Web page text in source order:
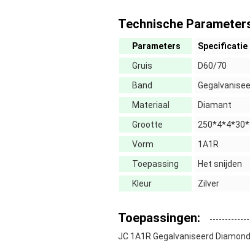
Technische
Parameters
Specificatie
Gruis
D60/70
Band
Materiaal
Diamant
Grootte
Vorm
1A1R
Toepassing
Het snijden
Kleur
Zilver
Toepassingen:
JC 1A1R Gegalvaniseerd